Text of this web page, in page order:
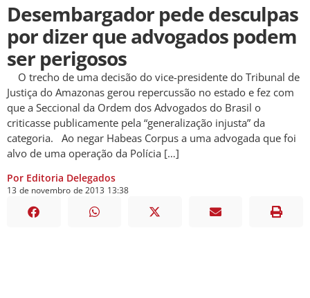
Desembargador pede desculpas
por dizer que advogados podem
ser perigosos
O trecho de uma decisão do vice-presidente do Tribunal de
Justiça do Amazonas gerou repercussão no estado e fez com
que a Seccional da Ordem dos Advogados do Brasil o
criticasse publicamente pela “generalização injusta” da
categoria. Ao negar Habeas Corpus a uma advogada que foi
alvo de uma operação da Polícia […]
Por Editoria Delegados
13 de novembro de 2013 13:38